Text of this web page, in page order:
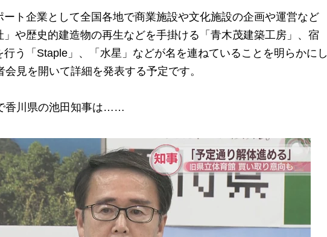
ト企業として全国各地で商業施設や文化施設の企画や運営など
」や歴史的建造物の再生などを手掛ける「青木茂建築工房」、宿
う「Staple」、「水星」などが名を連ねていることを明らかにし
会見を開いて詳細を発表する予定です。
香川県の池田知事は……